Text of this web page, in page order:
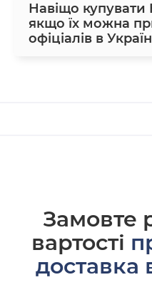
Навіщо купувати
якщо їх можна
офіціалів в
Замовте
вартості
доставка